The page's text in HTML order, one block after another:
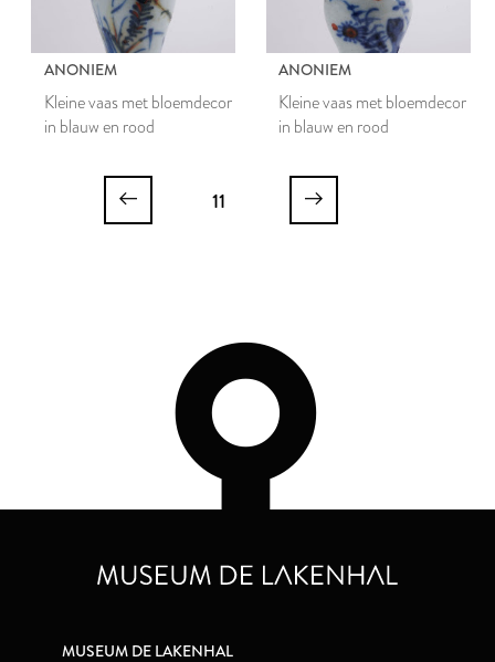
ANONIEM
Kleine vaas met bloemdecor
in blauw en rood
ANONIEM
Kleine vaas met bloemdecor
in blauw en rood
11
MUSEUM DE LAKENHAL